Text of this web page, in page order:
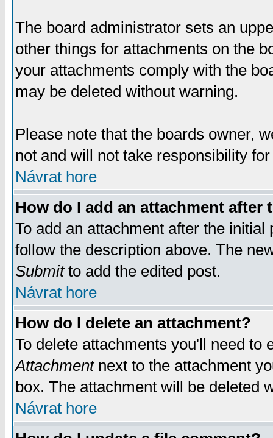
The board administrator sets an
other things for attachments on the
your attachments comply with the
may be deleted without warning.
Please note that the boards owner,
not and will not take responsibility
Návrat hore
How do I add an attachment after
To add an attachment after the
follow the description above. The
Submitto add the edited post.
Návrat hore
How do I delete an attachment?
To delete attachments you'll need
Attachmentnext to the attachment
box. The attachment will be deleted
Návrat hore